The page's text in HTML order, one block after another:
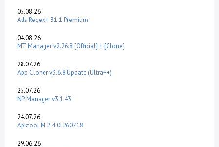
05.08.26
Ads Regex+ 31.1 Premium
04.08.26
MT Manager v2.26.8 [Official] + [Clone]
28.07.26
App Cloner v3.6.8 Update (Ultra++)
25.07.26
NP Manager v3.1.43
24.07.26
Apktool M 2.4.0-260718
29.06.26